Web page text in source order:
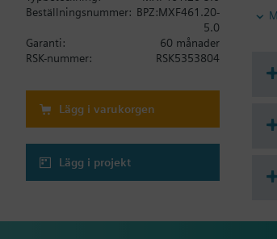
Beställningsnummer: BPZ:MXF461.20-
5.0
Garanti:
60 månader
RSK-nummer:
RSK5353804
Lägg i varukorgen
Lägg i projekt